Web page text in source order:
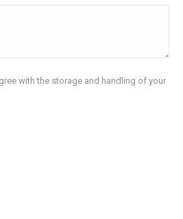
with the storage and handling of your